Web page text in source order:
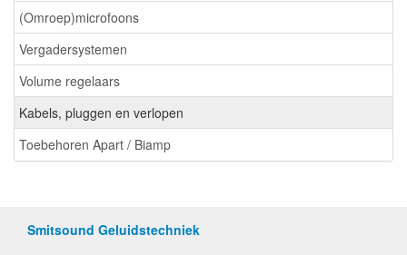
(Omroep)microfoons
Vergadersystemen
Volume regelaars
Kabels, pluggen en verlopen
Toebehoren Apart / Biamp
Smitsound Geluidstechniek